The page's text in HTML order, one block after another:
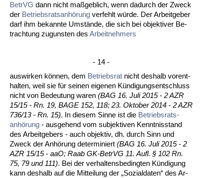
Be­trVG dann nicht maßgeb­lich, wenn da­durch der Zweck
der Be­triebs­rats­anhörung ver­fehlt würde. Der Ar­beit­ge­ber
darf ihm be­kann­te Umstände, die sich bei ob­jek­ti­ver Be­
trach­tung zu­guns­ten des Ar­beit­neh­mers
- 14 -
aus­wir­ken können, dem Be­triebs­rat nicht des­halb vor­ent­
hal­ten, weil sie für sei­nen ei­ge­nen Kündi­gungs­ent­schluss
nicht von Be­deu­tung wa­ren (BAG 16. Ju­li 2015 - 2 AZR
15/15 - Rn. 19, BA­GE 152, 118; 23. Ok­to­ber 2014 - 2 AZR
736/13 - Rn. 15). In die­sem Sin­ne ist die Be­triebs­rats­
anhörung - aus­ge­hend vom sub­jek­ti­ven Kennt­nis­stand
des Ar­beit­ge­bers - auch ob­jek­tiv, dh. durch Sinn und
Zweck der Anhörung de­ter­mi­niert (BAG 16. Ju­li 2015 - 2
AZR 15/15 - aaO; Raab GK-Be­trVG 11. Aufl. § 102 Rn.
75, 79 und 111). Bei der ver­hal­tens­be­ding­ten Kündi­gung
kann des­halb auf die Mit­tei­lung der „So­zi­al­da­ten“ des Ar­